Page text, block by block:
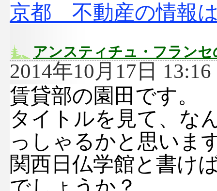
京都 不動産の情報
アンスティチュ・フラン
2014年10月17日 13:16
賃貸部の園田です。
タイトルを見て、な
っしゃるかと思いま
関西日仏学館と書け